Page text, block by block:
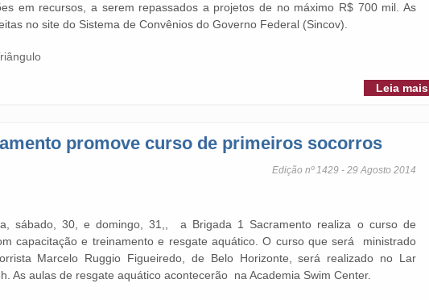
em recursos, a serem repassados a projetos de no máximo R$ 700 mil. As
no site do Sistema de Convênios do Governo Federal (Sincov).
Leia mais
promove curso de primeiros socorros
Edição nº 1429 - 29 Agosto 2014
sábado, 30, e domingo, 31,, a Brigada 1 Sacramento realiza o curso de
capacitação e treinamento e resgate aquático. O curso que será ministrado
Marcelo Ruggio Figueiredo, de Belo Horizonte, será realizado no Lar
As aulas de resgate aquático acontecerão na Academia Swim Center.